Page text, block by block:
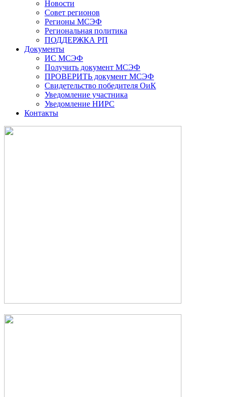
Новости
Совет регионов
Регионы МСЭФ
Региональная политика
ПОДДЕРЖКА РП
Документы
ИС МСЭФ
Получить документ МСЭФ
ПРОВЕРИТЬ документ МСЭФ
Свидетельство победителя ОиК
Уведомление участника
Уведомление НИРС
Контакты